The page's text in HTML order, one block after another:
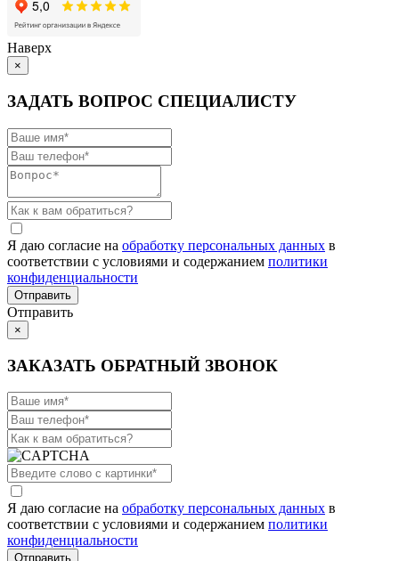
Наверх
×
ЗАДАТЬ ВОПРОС СПЕЦИАЛИСТУ
Я даю согласие на обработку персональных данных в
соответствии с условиями и содержанием политики
конфиденциальности
Отправить
×
ЗАКАЗАТЬ ОБРАТНЫЙ ЗВОНОК
Я даю согласие на обработку персональных данных в
соответствии с условиями и содержанием политики
конфиденциальности